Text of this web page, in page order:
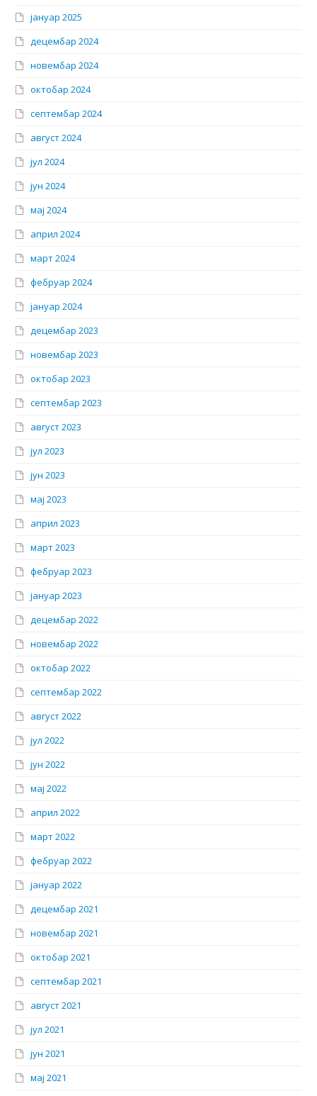
јануар 2025
децембар 2024
новембар 2024
октобар 2024
септембар 2024
август 2024
јул 2024
јун 2024
мај 2024
април 2024
март 2024
фебруар 2024
јануар 2024
децембар 2023
новембар 2023
октобар 2023
септембар 2023
август 2023
јул 2023
јун 2023
мај 2023
април 2023
март 2023
фебруар 2023
јануар 2023
децембар 2022
новембар 2022
октобар 2022
септембар 2022
август 2022
јул 2022
јун 2022
мај 2022
април 2022
март 2022
фебруар 2022
јануар 2022
децембар 2021
новембар 2021
октобар 2021
септембар 2021
август 2021
јул 2021
јун 2021
мај 2021